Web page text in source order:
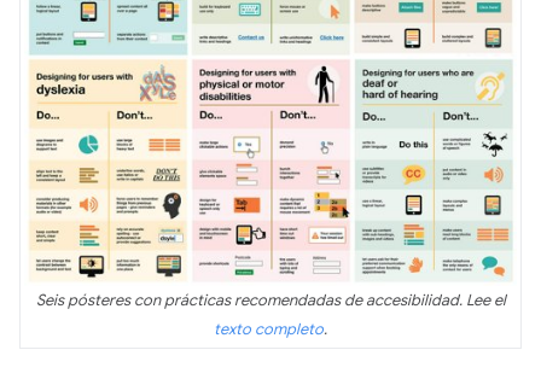
Seis pósteres con prácticas recomendadas de accesibilidad. Lee el
texto completo.